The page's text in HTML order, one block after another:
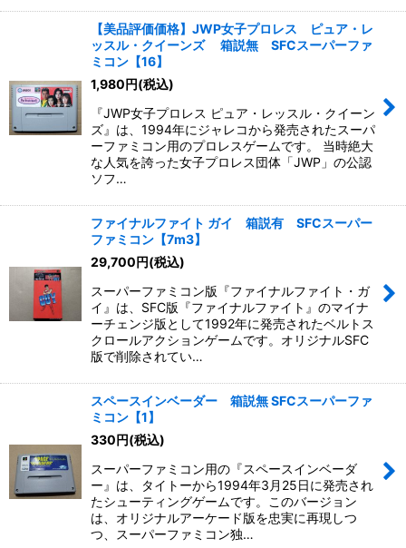
【美品評価価格】JWP女子プロレス ピュア・レ
ッスル・クイーンズ 箱説無 SFCスーパーファ
ミコン【16】
1,980円(税込)
『JWP女子プロレス ピュア・レッスル・クイーン
ズ』は、1994年にジャレコから発売されたスーパ
ーファミコン用のプロレスゲームです。 当時絶大
な人気を誇った女子プロレス団体「JWP」の公認
ソフ…
ファイナルファイト ガイ 箱説有 SFCスーパー
ファミコン【7m3】
29,700円(税込)
スーパーファミコン版『ファイナルファイト・ガ
イ』は、SFC版『ファイナルファイト』のマイナ
ーチェンジ版として1992年に発売されたベルトス
クロールアクションゲームです。オリジナルSFC
版で削除されてい…
スペースインベーダー 箱説無 SFCスーパーファ
ミコン【1】
330円(税込)
スーパーファミコン用の『スペースインベーダ
ー』は、タイトーから1994年3月25日に発売され
たシューティングゲームです。このバージョン
は、オリジナルアーケード版を忠実に再現しつ
つ、スーパーファミコン独…